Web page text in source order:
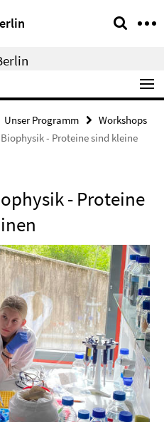
Unser Programm
Workshops
- Proteine sind kleine
- Proteine